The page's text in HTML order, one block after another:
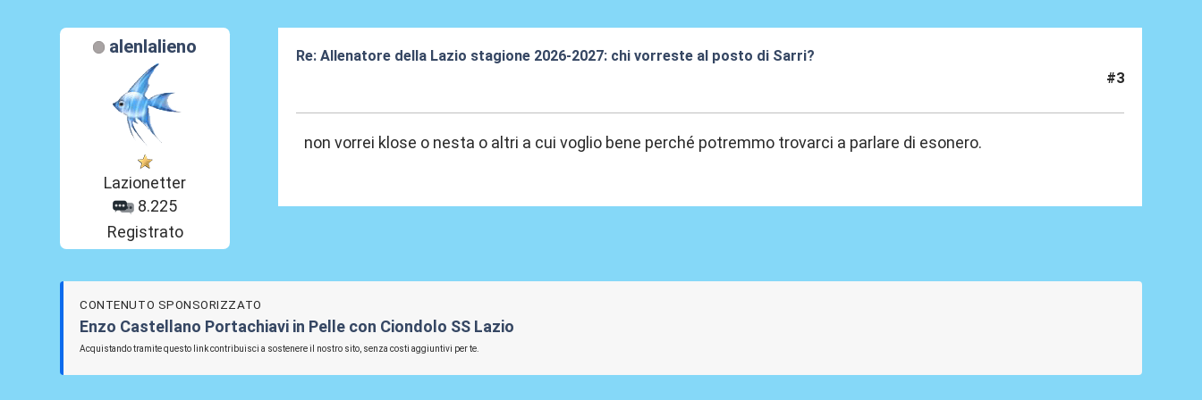
alenlalieno
Lazionetter
8.225
Registrato
Re: Allenatore della Lazio stagione 2026-2027: chi vorreste al posto di Sarri?
#3
non vorrei klose o nesta o altri a cui voglio bene perché potremmo trovarci a parlare di esonero.
CONTENUTO SPONSORIZZATO
Enzo Castellano Portachiavi in Pelle con Ciondolo SS Lazio
Acquistando tramite questo link contribuisci a sostenere il nostro sito, senza costi aggiuntivi per te.